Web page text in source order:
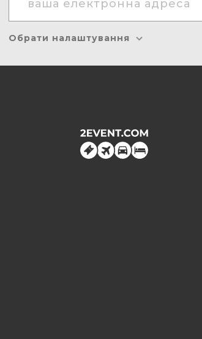
Обрати налаштування